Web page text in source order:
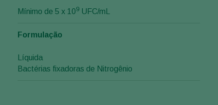
Mínimo de 5 x 109 UFC/mL
Formulação
Líquida
Bactérias fixadoras de Nitrogênio